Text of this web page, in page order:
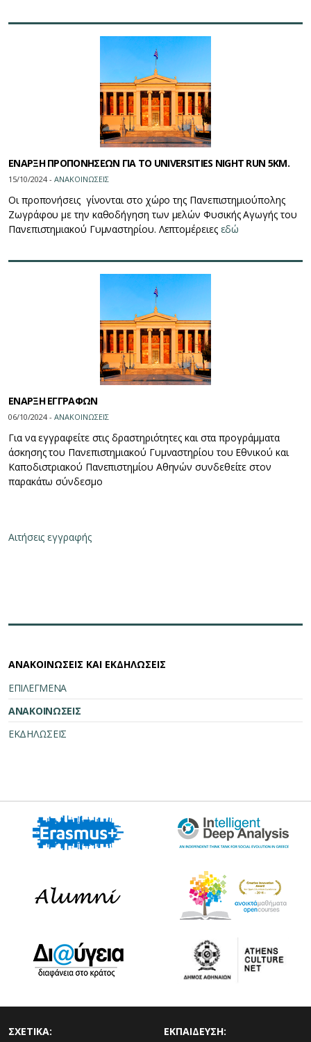
ΕΝΑΡΞΗ ΠΡΟΠΟΝΗΣΕΩΝ ΓΙΑ ΤΟ UNIVERSITIES NIGHT RUN 5KM.
15/10/2024 - ΑΝΑΚΟΙΝΩΣΕΙΣ
Οι προπονήσεις γίνονται στο χώρο της Πανεπιστημιούπολης
Ζωγράφου με την καθοδήγηση των μελών Φυσικής Αγωγής του
Πανεπιστημιακού Γυμναστηρίου. Λεπτομέρειες εδώ
ΕΝΑΡΞΗ ΕΓΓΡΑΦΩΝ
06/10/2024 - ΑΝΑΚΟΙΝΩΣΕΙΣ
Για να εγγραφείτε στις δραστηριότητες και στα προγράμματα
άσκησης του Πανεπιστημιακού Γυμναστηρίου του Εθνικού και
Καποδιστριακού Πανεπιστημίου Αθηνών συνδεθείτε στον
παρακάτω σύνδεσμο
Αιτήσεις εγγραφής
ΑΝΑΚΟΙΝΩΣΕΙΣ ΚΑΙ ΕΚΔΗΛΩΣΕΙΣ
ΕΠΙΛΕΓΜΕΝΑ
ΑΝΑΚΟΙΝΩΣΕΙΣ
ΕΚΔΗΛΩΣΕΙΣ
ΣΧΕΤΙΚΑ: ΕΚΠΑΙΔΕΥΣΗ: